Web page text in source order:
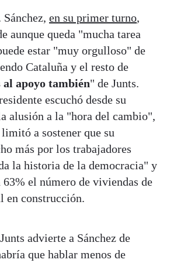
en su primer turno,
aunque queda "mucha tarea
estar "muy orgulloso" de
Cataluña y el resto de
al apoyo también" de Junts.
escuchó desde su
alusión a la "hora del cambio",
a sostener que su
más por los trabajadores
la historia de la democracia" y
63% el número de viviendas de
en construcción.
advierte a Sánchez de
que hablar menos de